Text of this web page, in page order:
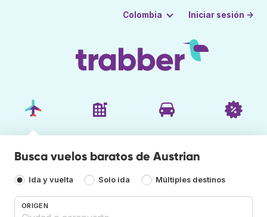
Colombia Iniciar sesión →
Busca vuelos baratos de Austrian
Ida y vuelta Solo ida Múltiples destinos
ORIGEN